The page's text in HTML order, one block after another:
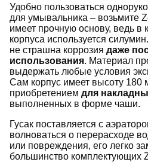
Удобно пользоваться
для умывальника – возьмите
имеет прочную основу, ведь в
корпуса используется
не страшна коррозия даже
использования. Материал
выдержать любые условия
Сам корпус имеет высоту 180
приобретением для
выполненных в форме чаши.
Гусак поставляется с
волноваться о перерасходе
или повреждения, его легко
большинство комплектующих